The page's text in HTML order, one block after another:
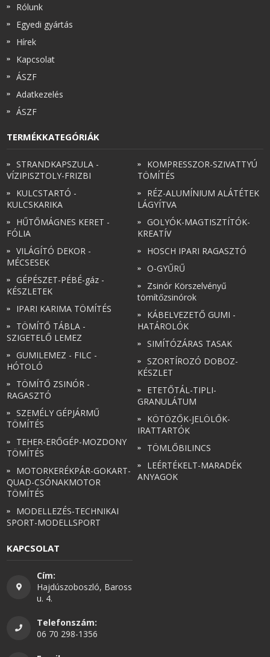
Rólunk
Egyedi gyártás
Hírek
Kapcsolat
ÁSZF
Adatkezelés
ÁSZF
TERMÉKKATEGÓRIÁK
STRANDKAPSZULA -
VÍZIPISZTOLY-FRIZBI
KULCSTARTÓ -
KULCSKARIKA
HŰTŐMÁGNES KERET -
FÓLIA
VILÁGÍTÓ DEKOR -
MÉCSESEK
GÉPÉSZET-PÉBÉ-gáz -
KÉSZLETEK
IPARI KARIMA TÖMÍTÉS
TÖMÍTŐ TÁBLA -
SZIGETELŐ LEMEZ
GUMILEMEZ - FILC -
HÓTOLÓ
TÖMÍTŐ ZSINÓR -
RAGASZTÓ
SZEMÉLY GÉPJÁRMŰ
TÖMÍTÉS
TEHER-ERŐGÉP-MOZDONY
TÖMÍTÉS
MOTORKERÉKPÁR-GOKART-
QUAD-CSÓNAKMOTOR
TÖMÍTÉS
MODELLEZÉS-TECHNIKAI
SPORT-MODELLSPORT
KOMPRESSZOR-SZIVATTYÚ
TÖMÍTÉS
RÉZ-ALUMÍNIUM ALÁTÉTEK
LÁGYÍTVA
GOLYÓK-MAGTISZTÍTÓK-
KREATÍV
HOSCH IPARI RAGASZTÓ
O-GYŰRŰ
Zsinór Körszelvényű
tömítőzsinórok
KÁBELVEZETŐ GUMI -
HATÁROLÓK
SIMÍTÓZÁRAS TASAK
SZORTÍROZÓ DOBOZ-
KÉSZLET
ETETŐTÁL-TIPLI-
GRANULÁTUM
KÖTÖZŐK-JELÖLŐK-
IRATTARTÓK
TÖMLŐBILINCS
LEÉRTÉKELT-MARADÉK
ANYAGOK
KAPCSOLAT
Cím:
Hajdúszoboszló, Baross
u. 4.
Telefonszám:
06 70 298-1356